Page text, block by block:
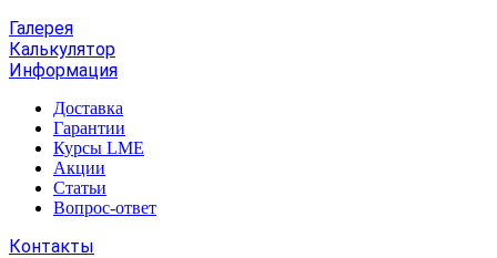
Галерея
Калькулятор
Информация
Доставка
Гарантии
Курсы LME
Акции
Статьи
Вопрос-ответ
Контакты